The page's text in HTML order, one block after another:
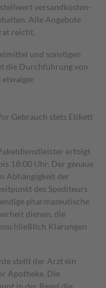
versand­kosten­
Alle Angebote
reicht.
und sonstigen
die Durchführung von
etwaiger
Gebrauch stets Etikett
erfolgt
18:00 Uhr. Der genaue
Abhängigkeit der
des Spediteurs
pharmazeutische
dienen, die
Klärungen
stellt der Arzt ein
Apotheke. Die
in der Regel die